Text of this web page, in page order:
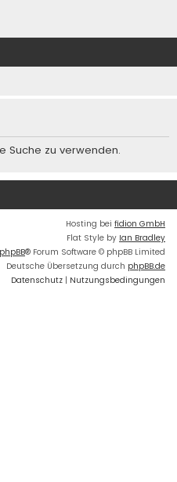
Suche zu verwenden.
Hosting bei fidion GmbH
Flat Style by Ian Bradley
phpBB® Forum Software © phpBB Limited
Deutsche Übersetzung durch phpBB.de
Datenschutz | Nutzungsbedingungen